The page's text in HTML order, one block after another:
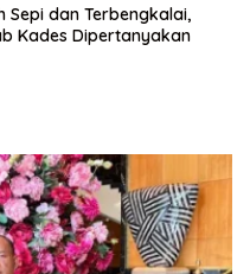
Sepi dan Terbengkalai,
Kades Dipertanyakan